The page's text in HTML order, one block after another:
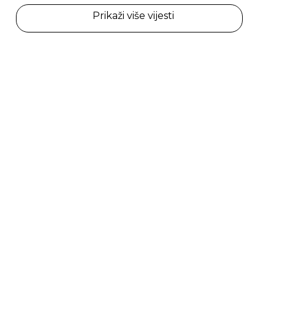
Prikaži više vijesti